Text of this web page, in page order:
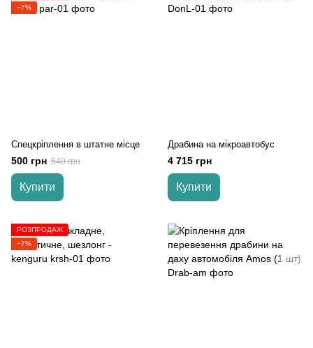
−7%
Спецкріплення в штатне місце
500 грн 540 грн
Купити
Драбина на мікроавтобус
4 715 грн
Купити
РОЗПРОДАЖ
−7%